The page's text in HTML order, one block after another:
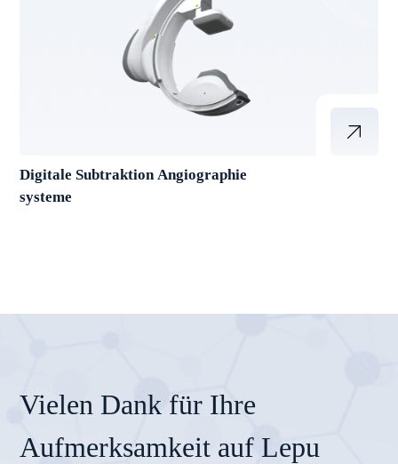
Digitale Subtraktion Angiographie
systeme
Vielen Dank für Ihre
Aufmerksamkeit auf Lepu